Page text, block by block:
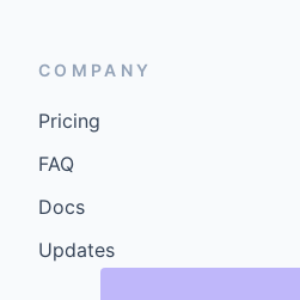
COMPANY
Pricing
FAQ
Docs
Updates